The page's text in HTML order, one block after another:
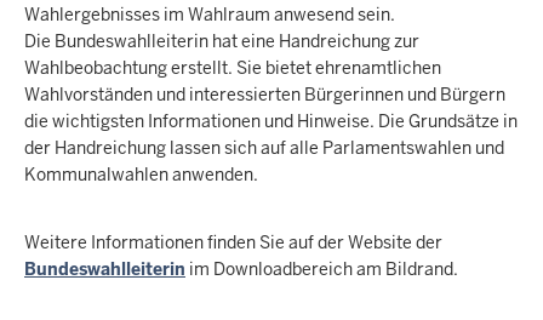
Wahlergebnisses im Wahlraum anwesend sein.
Die Bundeswahlleiterin hat eine Handreichung zur
Wahlbeobachtung erstellt. Sie bietet ehrenamtlichen
Wahlvorständen und interessierten Bürgerinnen und Bürgern
die wichtigsten Informationen und Hinweise. Die Grundsätze in
der Handreichung lassen sich auf alle Parlamentswahlen und
Kommunalwahlen anwenden.
Weitere Informationen finden Sie auf der Website der
Bundeswahlleiterin im Downloadbereich am Bildrand.